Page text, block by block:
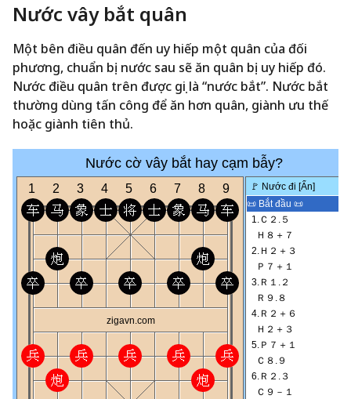
Nước vây bắt quân
Một bên điều quân đến uy hiếp một quân của đối
phương, chuẩn bị nước sau sẽ ăn quân bị uy hiếp đó.
Nước điều quân trên được gọi là “nước bắt”. Nước bắt
thường dùng tấn công để ăn hơn quân, giành ưu thế
hoặc giành tiên thủ.